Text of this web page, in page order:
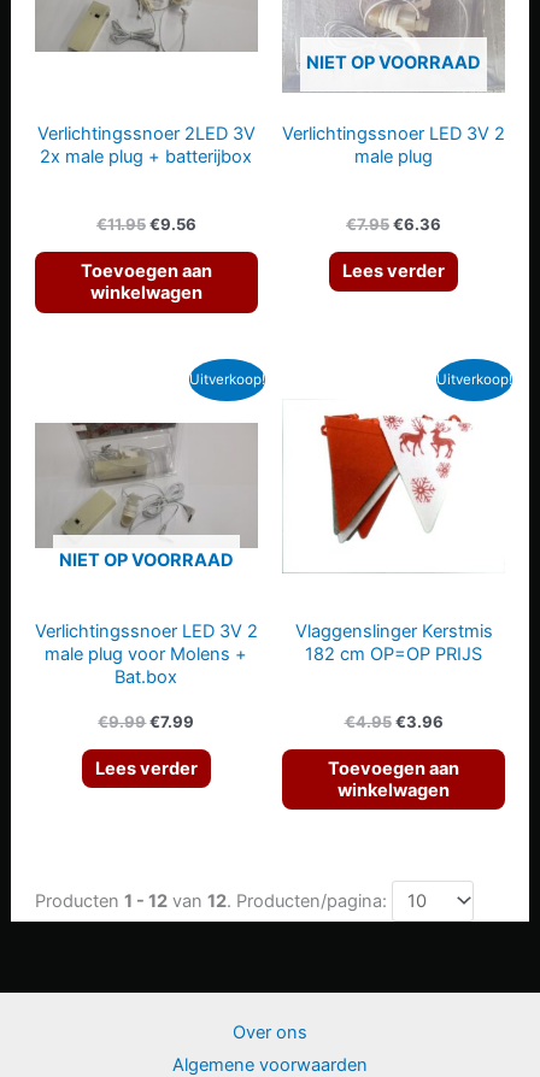
Verlichtingssnoer 2LED 3V
2x male plug + batterijbox
€11.95Oorspronkelijke
was:
€11.95.
€9.56Huidige
is:
Toevoegen aan
winkelwagen
NIET OP VOORRAAD
Verlichtingssnoer LED 3V 2
male plug
€7.95Oorspronkelijke
was:
€7.95.
€6.36
is:
€6.36.
Lees verder
Uitverkoop!
NIET OP VOORRAAD
Verlichtingssnoer LED 3V 2
male plug voor Molens +
Bat.box
€9.99Oorspronkelijke
was:
€9.99.
€7.99
is:
€7.99.
Lees verder
Uitverkoop!
Vlaggenslinger Kerstmis
182 cm OP=OP PRIJS
€4.95 Oorspronkelijke
was:
€4.95.
€3.96Huidige
is:
Toevoegen aan
winkelwagen
Producten 1 - 12van 12. Producten/pagina:
Over ons
Algemene voorwaarden